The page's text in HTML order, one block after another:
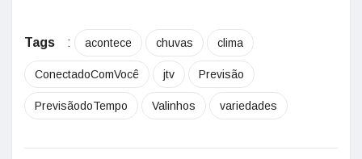
Tags : acontece chuvas clima
ConectadoComVocê jtv Previsão
PrevisãodoTempo Valinhos variedades